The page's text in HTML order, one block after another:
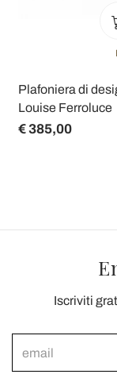
Plafoniera di
Louise Ferroluce
€ 385,00
Iscriviti